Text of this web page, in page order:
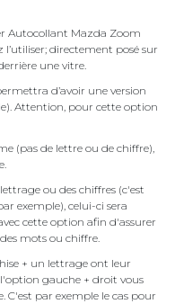
Autocollant Mazda Zoom
directement posé sur
une vitre.
d’avoir une version
Attention, pour cette option
(pas de lettre ou de chiffre),
ou des chiffres (c'est
exemple), celui-ci sera
cette option afin d'assurer
mots ou chiffre.
+ un lettrage ont leur
l'option gauche + droit vous
par exemple le cas pour